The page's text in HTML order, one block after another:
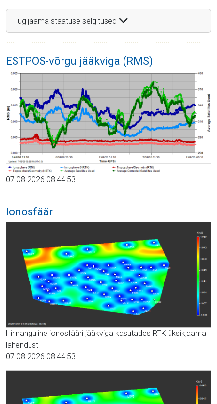
Tugijaama staatuse selgitused
ESTPOS-võrgu jääkviga (RMS)
07.08.2026 08:44:53
Ionosfäär
Hinnanguline ionosfääri jääkviga kasutades RTK üksikjaama
lahendust
07.08.2026 08:44:53